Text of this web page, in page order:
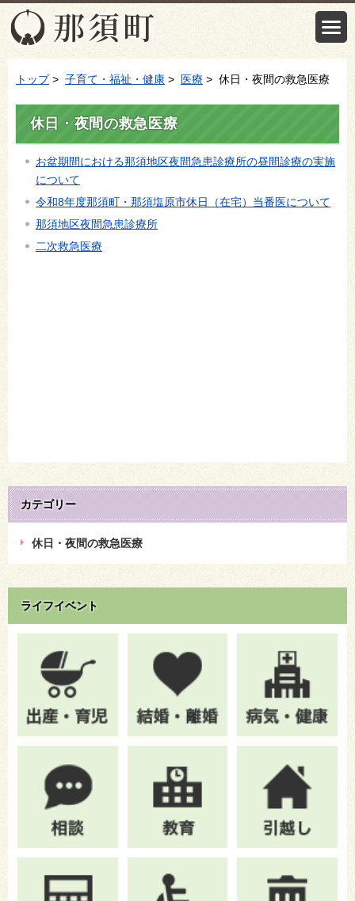
トップ> 子育て・福祉・健康 > 医療 > 休日・夜間の救急医療
休日・夜間の救急医療
お盆期間における那須地区夜間急患診療所の昼間診療の実施
について
令和8年度那須町・那須塩原市休日（在宅）当番医について
那須地区夜間急患診療所
二次救急医療
カテゴリー
休日・夜間の救急医療
ライフイベント